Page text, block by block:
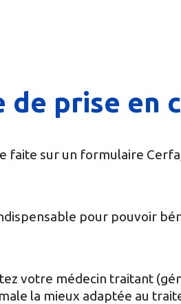
de prise en
faite sur un formulaire
pour pouvoir
votre médecin traitant
la mieux adaptée au